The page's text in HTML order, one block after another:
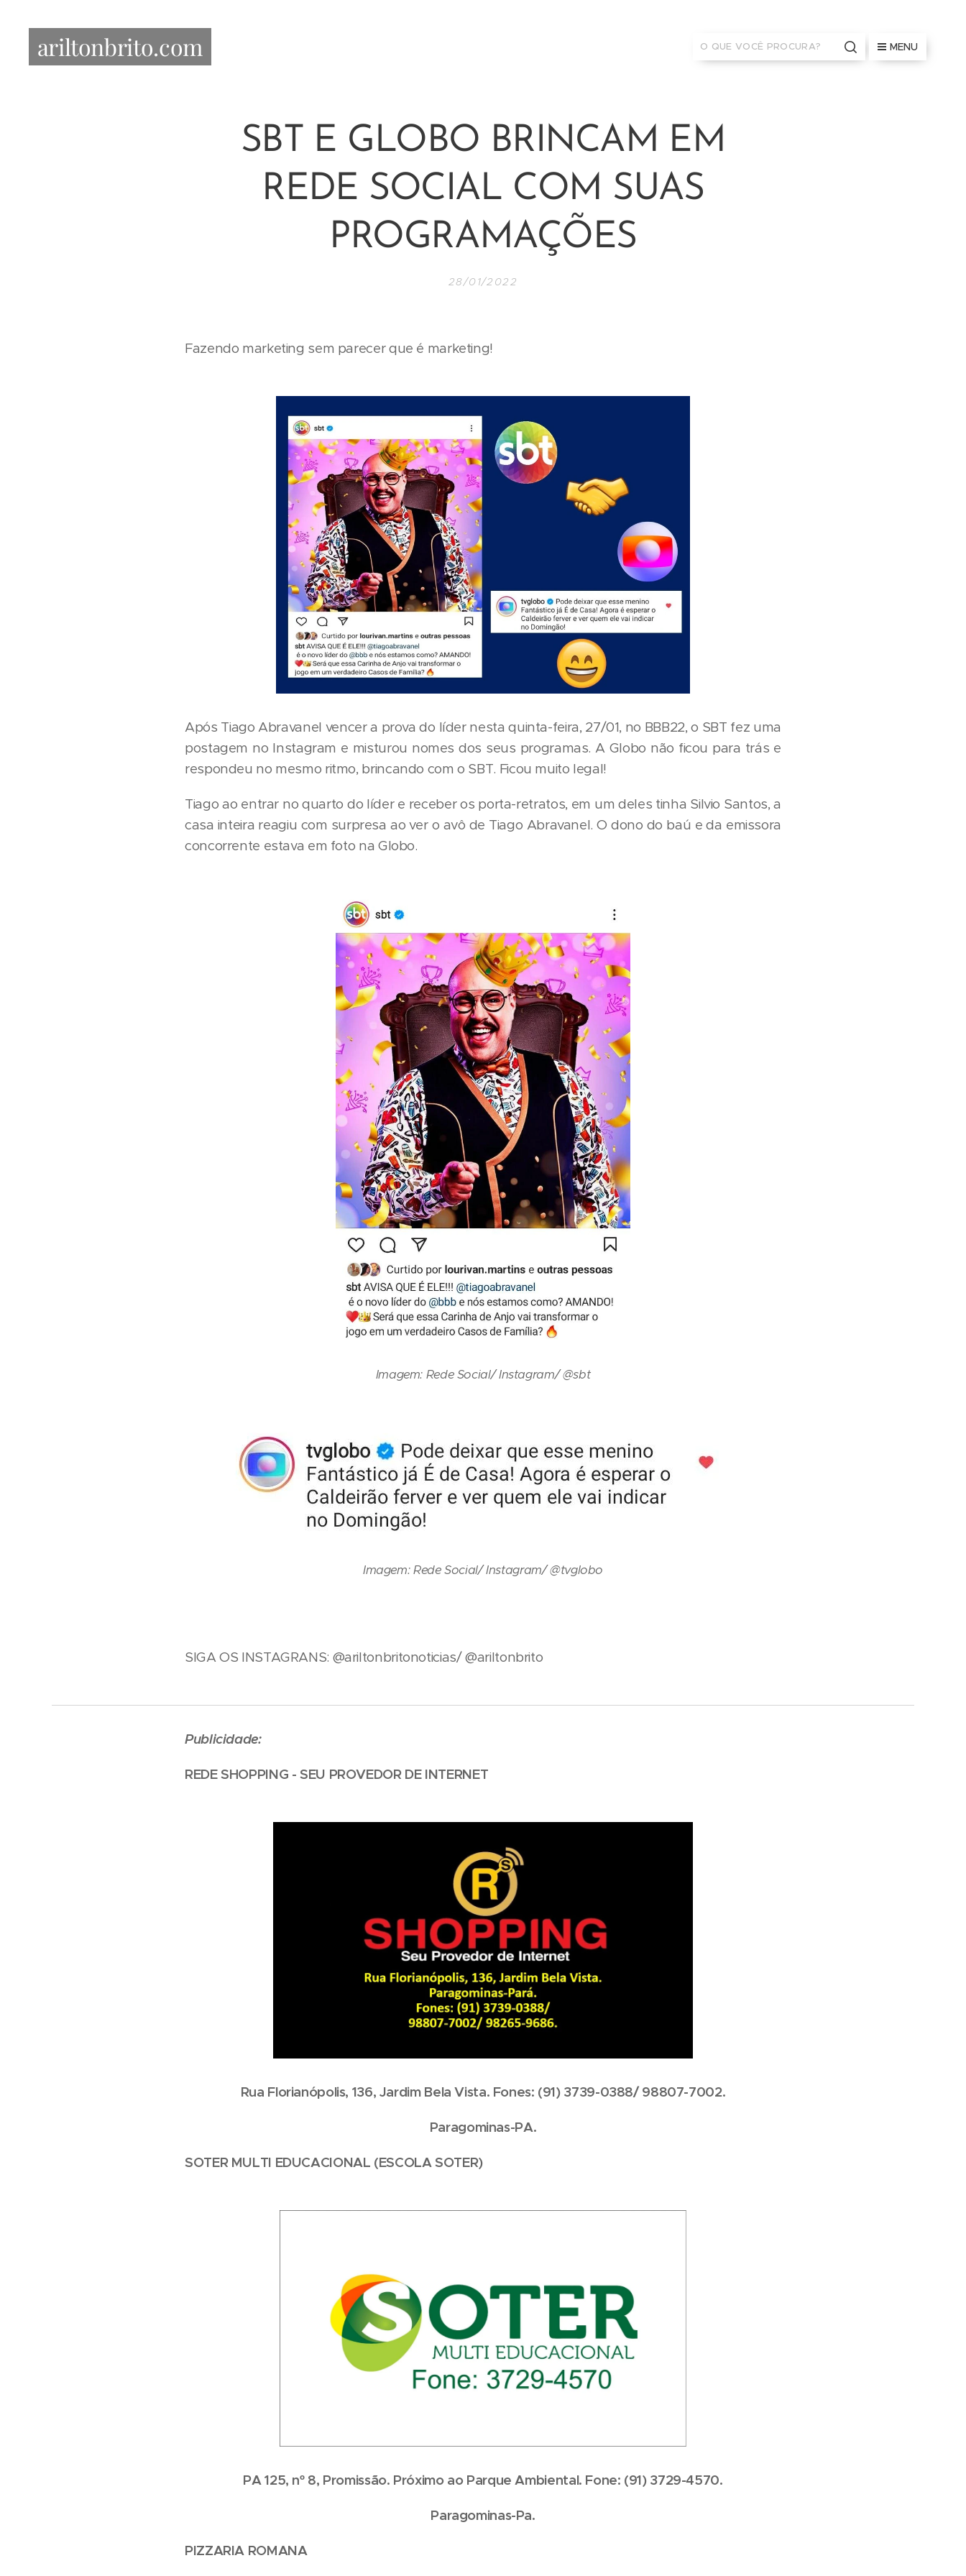
ariltonbrito.com MENU
SBT E GLOBO BRINCAM EM
REDE SOCIAL COM SUAS
PROGRAMAÇÕES
28/01/2022
Fazendo marketing sem parecer que é marketing!
Após Tiago Abravanel vencer a prova do líder nesta quinta-feira, 27/01, no BBB22, o SBT fez uma
postagem no Instagram e misturou nomes dos seus programas. A Globo não ficou para trás e
respondeu no mesmo ritmo, brincando com o SBT. Ficou muito legal!
Tiago ao entrar no quarto do líder e receber os porta-retratos, em um deles tinha Silvio Santos, a
casa inteira reagiu com surpresa ao ver o avô de Tiago Abravanel. O dono do baú e da emissora
concorrente estava em foto na Globo.
Imagem: Rede Social/ Instagram/ @sbt
Imagem: Rede Social/ Instagram/ @tvglobo
SIGA OS INSTAGRANS: @ariltonbritonoticias/ @ariltonbrito
Publicidade:
REDE SHOPPING - SEU PROVEDOR DE INTERNET
Rua Florianópolis, 136, Jardim Bela Vista. Fones: (91) 3739-0388/ 98807-7002.
Paragominas-PA.
SOTER MULTI EDUCACIONAL (ESCOLA SOTER)
PA 125, nº 8, Promissão. Próximo ao Parque Ambiental. Fone: (91) 3729-4570.
Paragominas-Pa.
PIZZARIA ROMANA